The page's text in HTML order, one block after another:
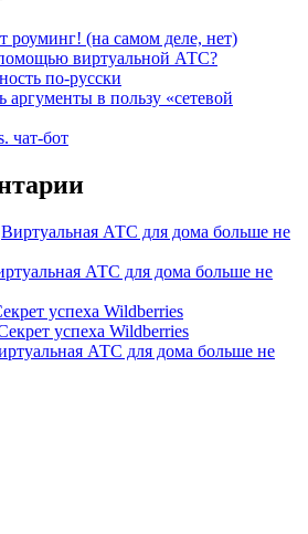
роуминг! (на самом деле, нет)
виртуальной АТС?
по-русски
аргументы в пользу «сетевой
чат-бот
Виртуальная АТС для дома больше не
АТС для дома больше не
успеха Wildberries
успеха Wildberries
АТС для дома больше не